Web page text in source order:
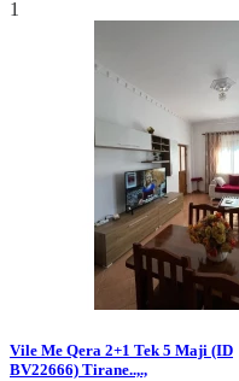
1
Vile Me Qera 2+1 Tek 5 Maji (ID
BV22666) Tirane..,.,